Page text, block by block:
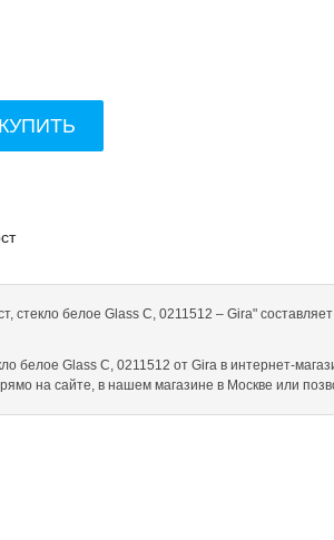
КУПИТЬ
стекло белое Glass C, 0211512 – Gira"
белое Glass C, 0211512 от Gira в интернет-
на сайте, в нашем магазине в Москве или